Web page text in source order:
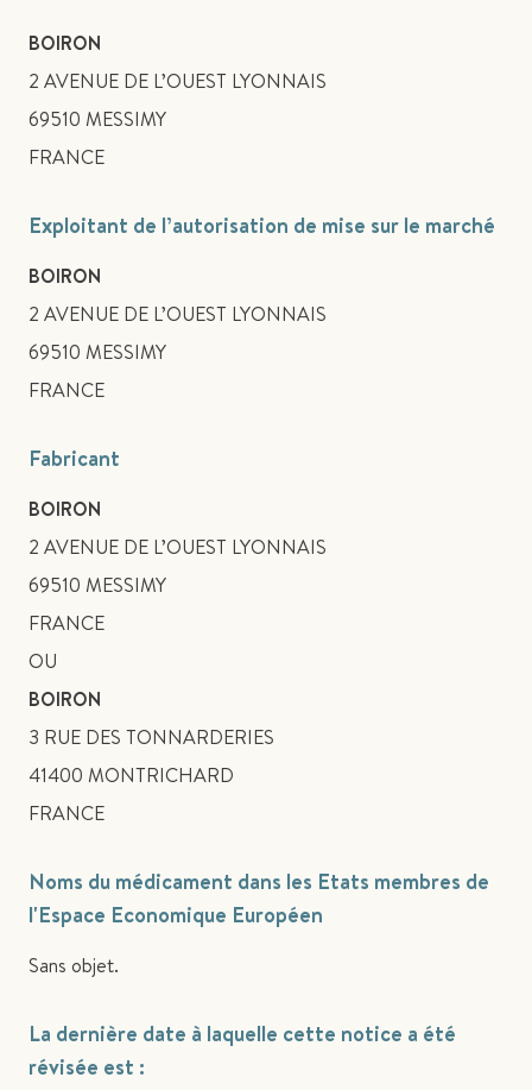
BOIRON
2 AVENUE DE L’OUEST LYONNAIS
69510 MESSIMY
FRANCE
Exploitant de l’autorisation de mise sur le marché
BOIRON
2 AVENUE DE L’OUEST LYONNAIS
69510 MESSIMY
FRANCE
Fabricant
BOIRON
2 AVENUE DE L’OUEST LYONNAIS
69510 MESSIMY
FRANCE
OU
BOIRON
3 RUE DES TONNARDERIES
41400 MONTRICHARD
FRANCE
Noms du médicament dans les Etats membres de
l'Espace Economique Européen
Sans objet.
La dernière date à laquelle cette notice a été
révisée est :